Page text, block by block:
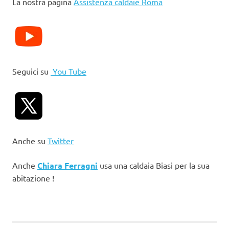
Seguici su You Tube
Anche su Twitter
Anche Chiara Ferragni usa una caldaia Biasi per la sua
abitazione !